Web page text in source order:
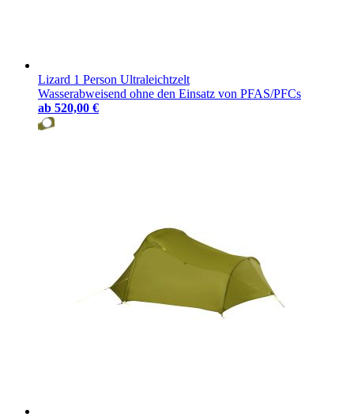
Lizard 1 Person Ultraleichtzelt
Wasserabweisend ohne den Einsatz von PFAS/PFCs
ab 520,00 €